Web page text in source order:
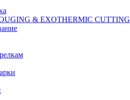
& EXOTHERMIC CUTTING